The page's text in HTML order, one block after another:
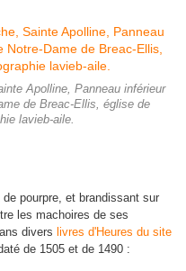
Apolline, Panneau inférieur
de Breac-Ellis, église de
lavieb-aile.
pourpre, et brandissant sur
les machoires de ses
divers livres d'Heures du site
de 1505 et de 1490 :